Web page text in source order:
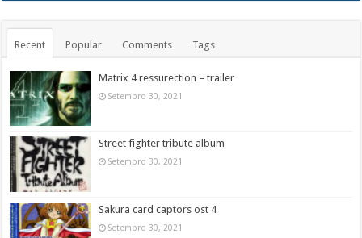
Recent Popular Comments Tags
Matrix 4 ressurection – trailer
Setembro 30, 2021
Street fighter tribute album
Setembro 30, 2021
Sakura card captors ost 4
Setembro 30, 2021